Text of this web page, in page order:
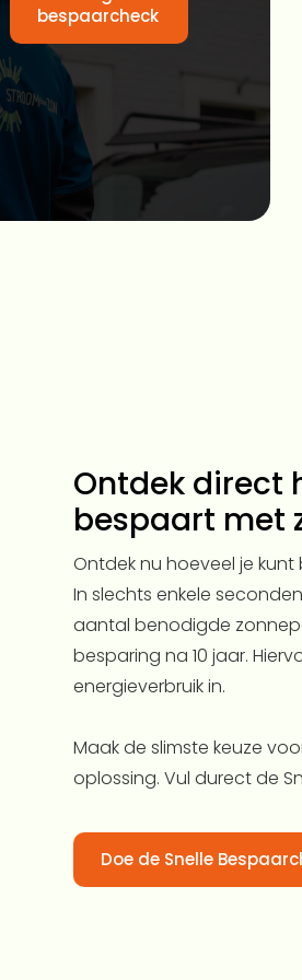
bespaarcheck
Ontdek direct
bespaart met
Ontdek nu hoeveel je
In slechts enkele
aantal benodigde
besparing na 10 jaar.
energieverbruik in.
Maak de slimste keuze
oplossing. Vul durect de
Doe de Snelle